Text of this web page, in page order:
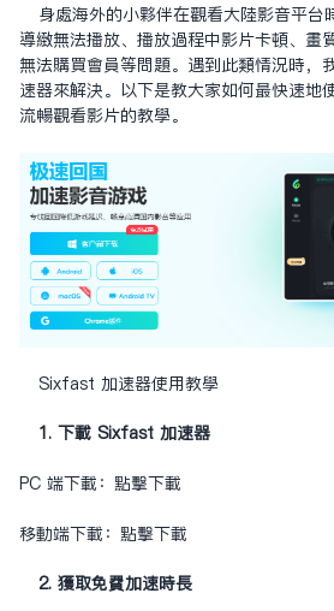
身處海外的小夥伴在觀看大陸影音平台
導致無法播放、播放過程中影片卡頓、畫
無法購買會員等問題。遇到此類情況時
速器來解決。以下是教大家如何最快速地
流暢觀看影片的教學。
Sixfast 加速器使用教學
1. 下載 Sixfast 加速器
PC 端下載： 點擊下載
移動端下載： 點擊下載
2. 獲取免費加速時長